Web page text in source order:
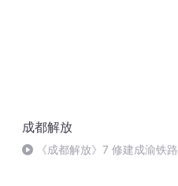
成都解放
《成都解放》7 修建成渝铁路